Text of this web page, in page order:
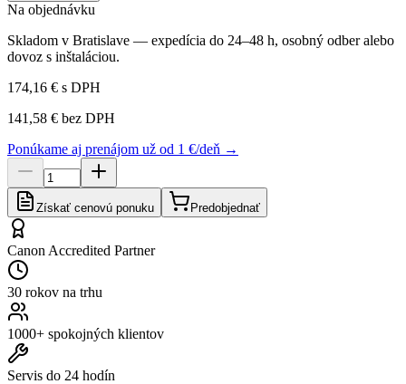
Na objednávku
Skladom v Bratislave — expedícia do 24–48 h, osobný odber alebo
dovoz s inštaláciou.
174,16 € s DPH
141,58 € bez DPH
Ponúkame aj prenájom už od 1 €/deň →
Získať cenovú ponuku Predobjednať
Canon Accredited Partner
30 rokov na trhu
1000+ spokojných klientov
Servis do 24 hodín